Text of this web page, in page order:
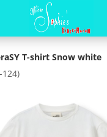
T-shirt Snow white
124)